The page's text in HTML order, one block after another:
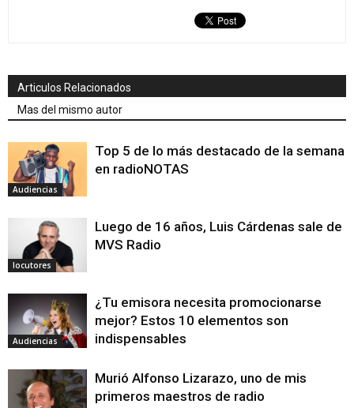
Articulos Relacionados
Mas del mismo autor
Audiencias
Top 5 de lo más destacado de la semana
en radioNOTAS
locutores
Luego de 16 años, Luis Cárdenas sale de
MVS Radio
Audiencias
¿Tu emisora necesita promocionarse
mejor? Estos 10 elementos son
indispensables
Murió Alfonso Lizarazo, uno de mis
primeros maestros de radio